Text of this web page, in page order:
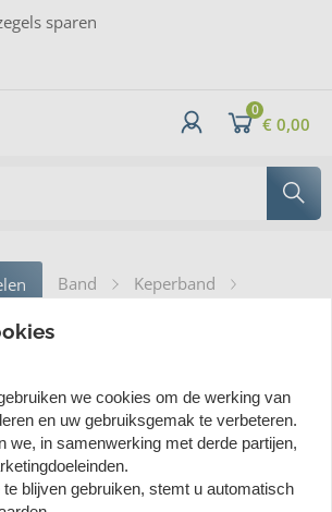
sinds 1934
sparen
0
€ 0,00
Band
Keperband
Donkergroen 20 mm - 20 meter
Donkergroen 20
we cookies om de werking van
en uw gebruiksgemak te verbeteren.
we, in samenwerking met derde partijen,
blijven gebruiken, stemt u automatisch